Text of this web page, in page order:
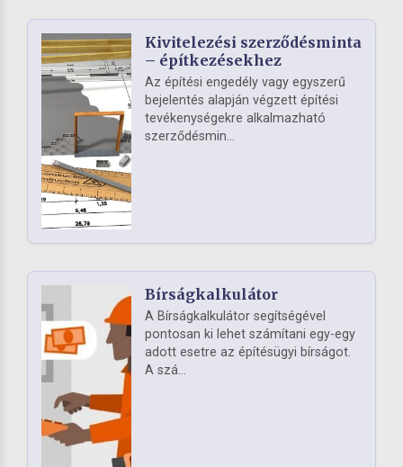
Kivitelezési szerződésminta
– építkezésekhez
Az építési engedély vagy egyszerű
bejelentés alapján végzett építési
tevékenységekre alkalmazható
szerződésmin...
Bírságkalkulátor
A Bírságkalkulátor segítségével
pontosan ki lehet számítani egy-egy
adott esetre az építésügyi bírságot.
A szá...